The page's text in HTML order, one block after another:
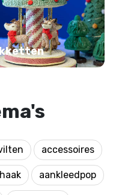
accessoires
aankleedpop